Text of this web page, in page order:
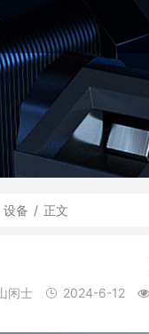
设备 / 正文
闲士 2024-6-12